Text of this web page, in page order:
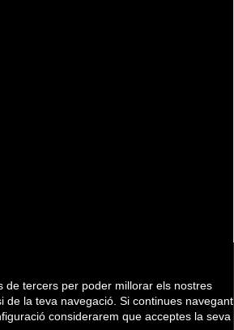
de tercers per poder millorar els nostres
de la teva navegació. Si continues navegant
considerarem que acceptes la seva